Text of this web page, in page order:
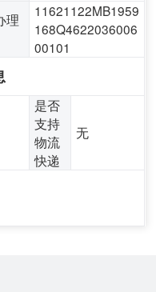
理
11621122MB1959
168Q4622036006
00101
是否
支持
物流
快递
无